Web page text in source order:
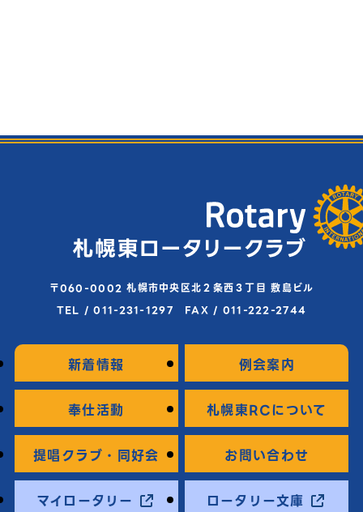
〒060-0002 札幌市中央区北２条西３丁目 敷島ビル
TEL / 011-231-1297 FAX / 011-222-2744
新着情報 例会案内
奉仕活動 札幌東RCについて
提唱クラブ・同好会 お問い合わせ
マイロータリー ロータリー文庫